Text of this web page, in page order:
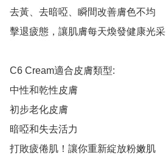
去黃、去暗啞、瞬間改善膚色不均
擊退疲態，讓肌膚每天煥發健康光采
C6 Cream適合皮膚類型:
中性和乾性皮膚
初步老化皮膚
暗啞和失去活力
打敗疲倦肌！讓你重新綻放粉嫩肌